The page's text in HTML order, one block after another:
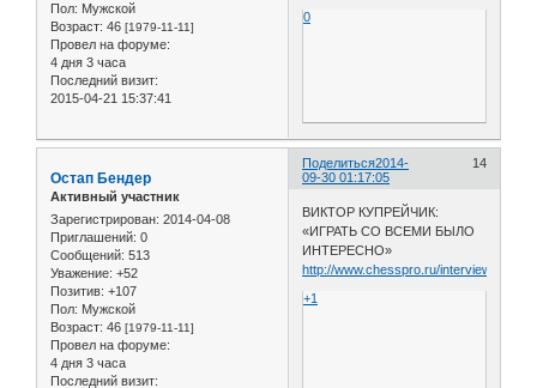
Пол: Мужской
Возраст: 46 [1979-11-11]
Провел на форуме:
4 дня 3 часа
Последний визит:
2015-04-21 15:37:41
0
Поделиться 14
2014-
09-30 01:17:05
Остап Бендер
Активный участник
Зарегистрирован: 2014-04-08
Приглашений: 0
Сообщений: 513
Уважение: +52
Позитив: +107
Пол: Мужской
Возраст: 46 [1979-11-11]
Провел на форуме:
4 дня 3 часа
Последний визит:
ВИКТОР КУПРЕЙЧИК:
«ИГРАТЬ СО ВСЕМИ БЫЛО
ИНТЕРЕСНО»
http://www.chesspro.ru/interview/
+1